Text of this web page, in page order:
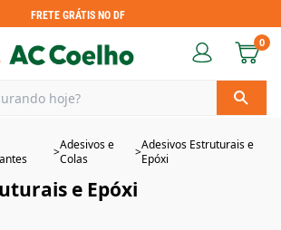
FRETE GRÁTIS NO DF
0
>Adesivos e
Colas
>Adesivos Estruturais e
Epóxi
e Epóxi